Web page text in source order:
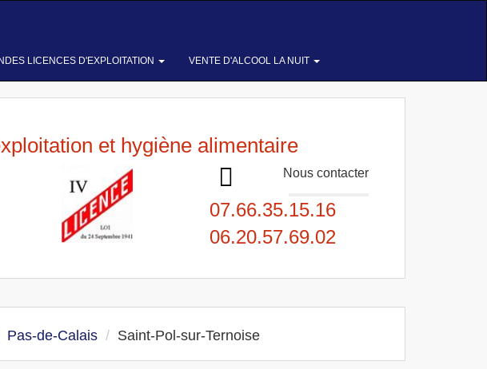
LICENCES D'EXPLOITATION VENTE D'ALCOOL LA NUIT
et hygiène alimentaire
Nous contacter
07.66.35.15.16
06.20.57.69.02
Pas-de-Calais Saint-Pol-sur-Ternoise